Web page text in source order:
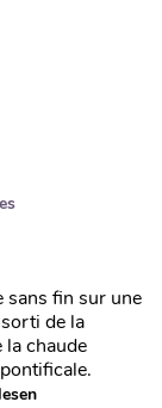
sans fin sur une
de la
la chaude